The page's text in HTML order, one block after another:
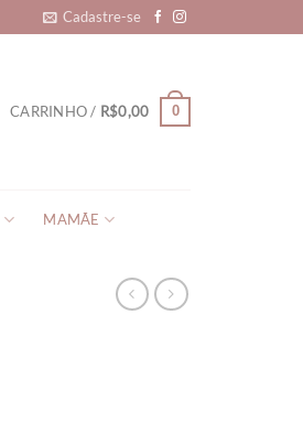
Cadastre-se
CARRINHO / R$0,00 0
MAMÃE